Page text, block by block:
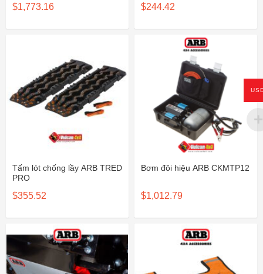
$1,773.16 $244.42
Tấm lót chống lầy ARB TRED
PRO
$355.52
Bơm đôi hiệu ARB CKMTP12
$1,012.79